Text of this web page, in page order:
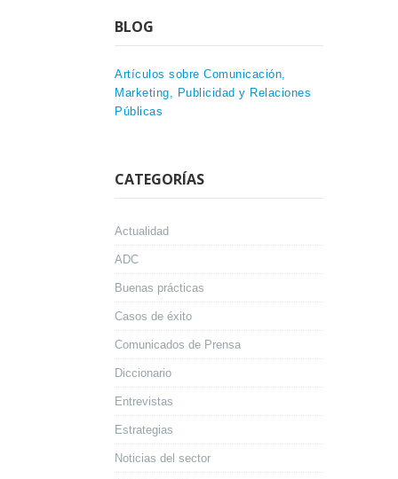
BLOG
Artículos sobre Comunicación,
Marketing, Publicidad y Relaciones
Públicas
CATEGORÍAS
Actualidad
ADC
Buenas prácticas
Casos de éxito
Comunicados de Prensa
Diccionario
Entrevistas
Estrategias
Noticias del sector